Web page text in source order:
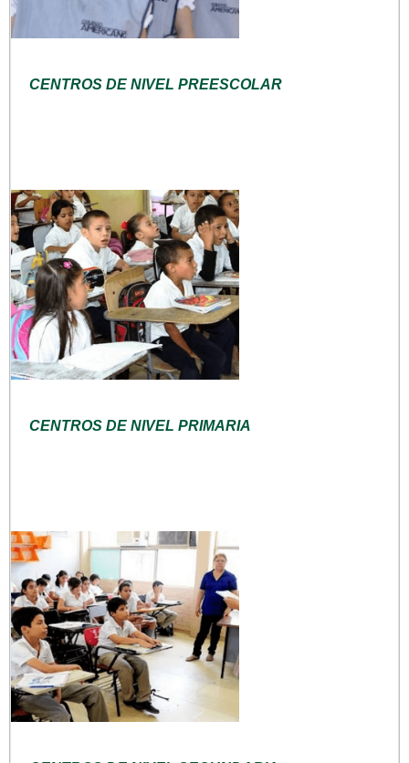
CENTROS DE NIVEL PREESCOLAR
CENTROS DE NIVEL PRIMARIA